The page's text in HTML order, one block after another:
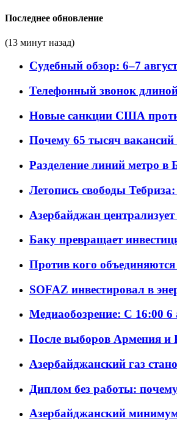
Последнее обновление
(13 минут назад)
Судебный обзор: 6–7
Телефонный звонок
Новые санкции США
Почему 65 тысяч
Разделение линий метро в
Летопись свободы
Азербайджан
Баку превращает
Против кого
SOFAZ инвестировал в
Медиаобозрение: С 16:00 6
После выборов Армения и
Азербайджанский газ
Диплом без работы:
Азербайджанский